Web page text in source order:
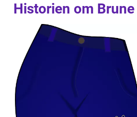
Historien om